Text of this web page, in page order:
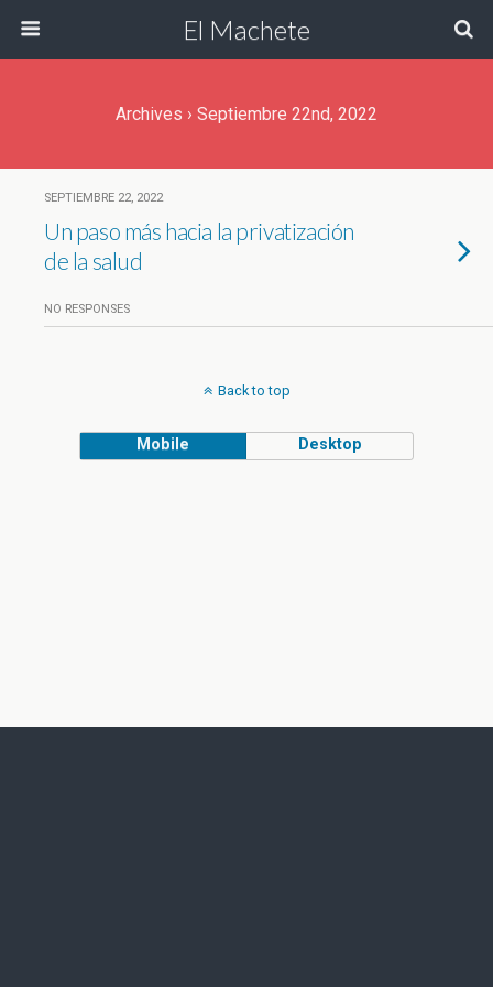
El Machete
Archives › Septiembre 22nd, 2022
SEPTIEMBRE 22, 2022
Un paso más hacia la privatización
de la salud
NO RESPONSES
Back to top
Mobile Desktop